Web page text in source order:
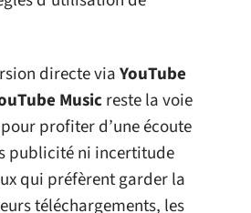
directe viaYouTube
Musicreste la voie
profiter d’une écoute
publicité ni incertitude
qui préfèrent garder la
téléchargements, les